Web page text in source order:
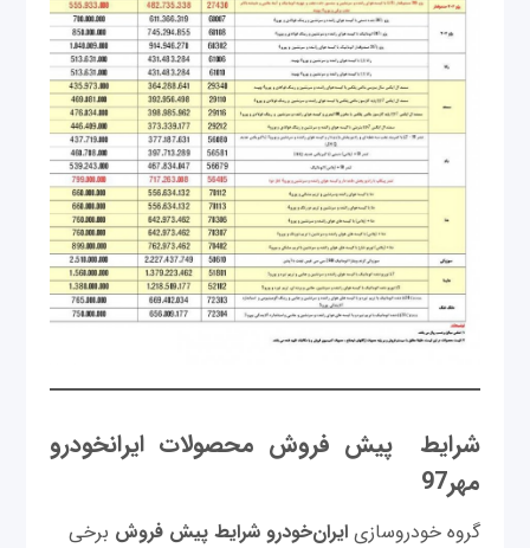
شرایط پیش فروش محصولات ایرانخودرو
مهر97
گروه خودروسازی ایران‌خودرو شرایط پیش فروش برخی